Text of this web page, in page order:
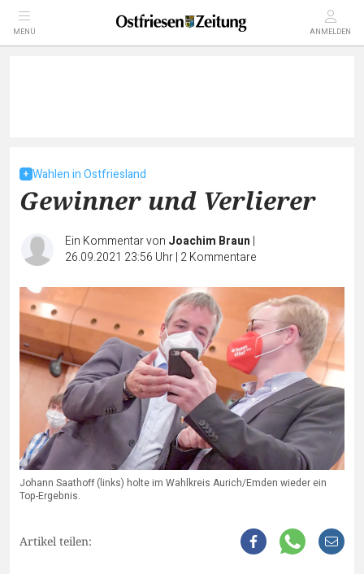
MENÜ ANMELDEN
Wahlen in Ostfriesland
Gewinner und Verlierer
Ein Kommentar von Joachim Braun |
26.09.2021 23:56 Uhr| 2Kommentare
Johann Saathoff (links) holte im Wahlkreis Aurich/Emden wieder ein
Top-Ergebnis.
Artikel teilen: